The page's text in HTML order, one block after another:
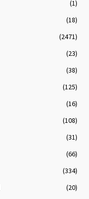
(1)
(18)
(2471)
(23)
(38)
(125)
(16)
(108)
(31)
(66)
(334)
(20)